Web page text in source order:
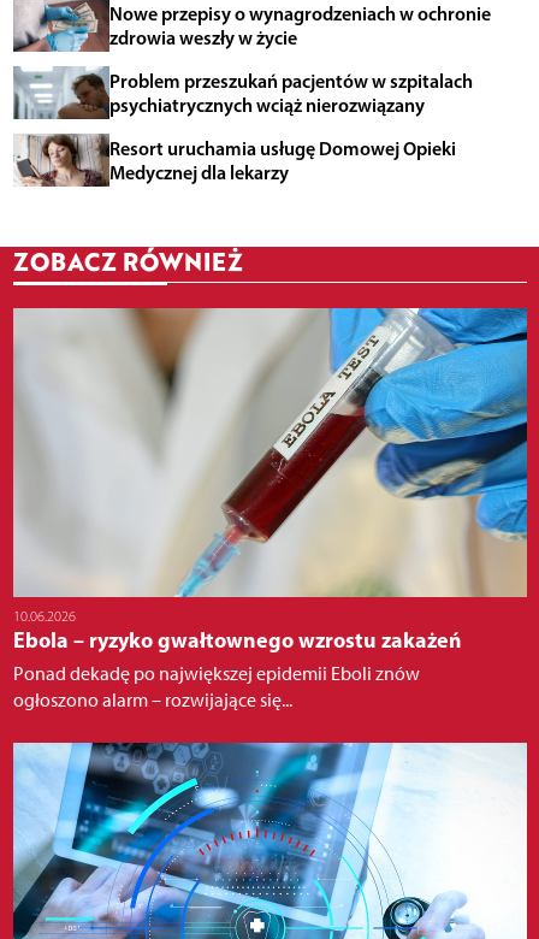
Nowe przepisy o wynagrodzeniach w ochronie
zdrowia weszły w życie
Problem przeszukań pacjentów w szpitalach
psychiatrycznych wciąż nierozwiązany
Resort uruchamia usługę Domowej Opieki
Medycznej dla lekarzy
ZOBACZ RÓWNIEŻ
10.06.2026
Ebola – ryzyko gwałtownego wzrostu zakażeń
Ponad dekadę po największej epidemii Eboli znów
ogłoszono alarm – rozwijające się...